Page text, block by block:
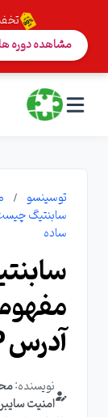
مشاهده دوره
توسینسو
ساده
آدرس IP به زبان ساده
نویسنده:
امنیت